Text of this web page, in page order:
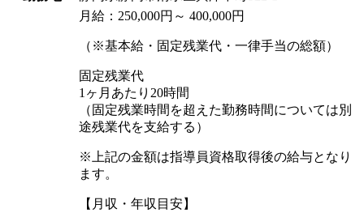
月給：250,000円～ 400,000円
（※基本給・固定残業代・一律手当の総額）
固定残業代
1ヶ月あたり20時間
（固定残業時間を超えた勤務時間については別
途残業代を支給する）
※上記の金額は指導員資格取得後の給与となり
ます。
【月収・年収目安】